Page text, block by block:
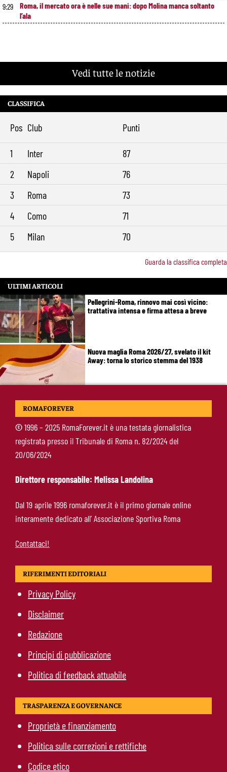
9:29
Roma, il mercato ora è nelle sue mani: dopo Molina manca soltanto
l’ala
Vedi tutte le notizie
CLASSIFICA
Pos Club Punti
1 Inter
87
2
Napoli
76
3
Roma
73
4
Como
71
5
Milan 70
Guarda la classifica completa
ULTIMI ARTICOLI
Pellegrini-Roma, rinnovo mai così vicino:
trattativa intensa e firma attesa a breve
Nuova maglia Roma 2026/27, svelato il kit
Away: torna lo storico stemma del 1938
Alajbegovic, Pjanic svela il ruolo: perché il
Juventus
Calciomercato Roma, Angeliño e Kumbulla ai
saluti: D’Amico accelera per il sostituto sulla
sinistra
ROMAFOREVER
©1996 – 2025 RomaForever.it è una testata giornalistica
registrata presso il Tribunale di Roma n. 82/2024 del
20/06/2024
Direttore responsabile: Melissa Landolina
Dal 19 aprile 1996 romaforever.it è il primo giornale online
interamente dedicato all’ Associazione Sportiva Roma
Contattaci!
RIFERIMENTI EDITORIALI
Privacy Policy
Disclaimer
Redazione
Principi di pubblicazione
Politica di feedback attuabile
TRASPARENZA E GOVERNANCE
Proprietà e finanziamento
Politica sulle correzioni e rettifiche
Codice etico